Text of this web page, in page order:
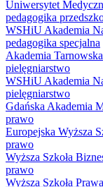
Uniwersytet
pedagogika
WSHiU Akademia
pedagogika specjalna
Akademia Tarnowska
pielęgniarstwo
WSHiU Akademia
pielęgniarstwo
Gdańska Akademia
prawo
Europejska Wyższa
prawo
Wyższa Szkoła
prawo
Wyższa Szkoła